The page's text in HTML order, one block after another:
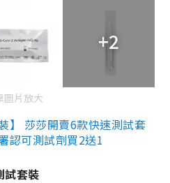
+2
圖片放大
】 莎莎開賣6款快速測試套
認可測試劑買2送1
試套裝